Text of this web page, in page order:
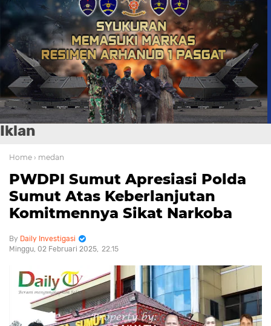
Iklan
Home › medan
PWDPI Sumut Apresiasi Polda
Sumut Atas Keberlanjutan
Komitmennya Sikat Narkoba
Daily Investigasi
Minggu, 02 Februari 2025 22.15